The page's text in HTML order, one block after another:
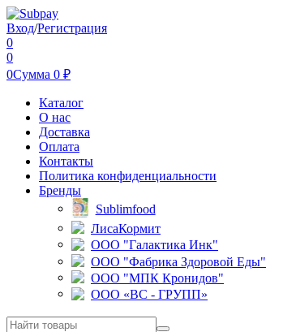
Вход/Регистрация
0
0
0Сумма 0 ₽
Каталог
О нас
Доставка
Оплата
Контакты
Политика конфиденциальности
Бренды
Sublimfood
ЛисаКормит
ООО "Галактика Инк"
ООО "Фабрика Здоровой Еды"
ООО "МПК Кронидов"
ООО «ВС - ГРУПП»